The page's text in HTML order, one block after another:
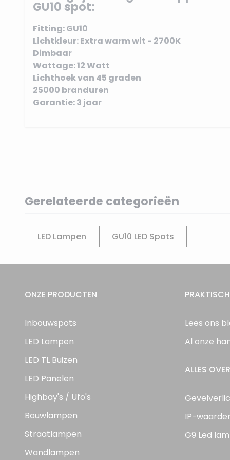
GU10 spot:
Fitting: GU10
Lichtkleur: Extra warm wit - 2700K
Dimbaar
Wattage: 12 Watt
Lichthoek van 45 graden
25000 branduren
Garantie: 3 jaar
Gerelateerde categorieën
LED Lampen GU10 LED Spots
ONZE PRODUCTEN
Inbouwspots
LED Lampen
LED TL Buizen
LED Panelen
Highbay's / Ufo's
Bouwlampen
Straatlampen
Wandlampen
Lees ons
Al onze
ALLES
IP-
G9 Led